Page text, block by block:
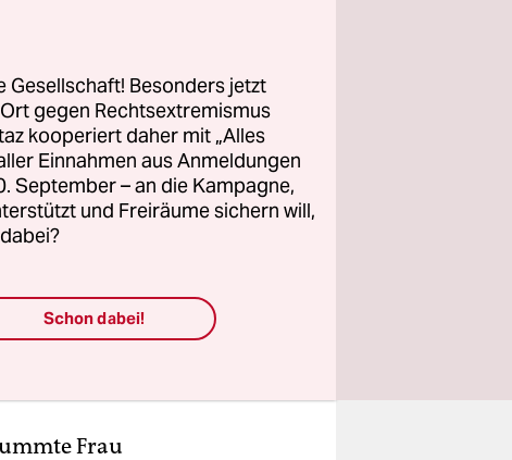
Frau
Besonders jetzt
gegen Rechtsextremismus
kooperiert daher mit „Alles
Einnahmen aus Anmeldungen
September – an die Kampagne,
und Freiräume sichern will,
Schon dabei!